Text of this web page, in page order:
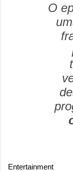
O
Foto:
Entertainment